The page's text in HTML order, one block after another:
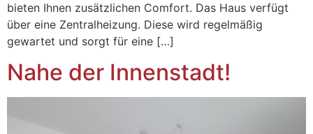
bieten Ihnen zusätzlichen Comfort. Das Haus verfügt
über eine Zentralheizung. Diese wird regelmäßig
gewartet und sorgt für eine […]
Nahe der Innenstadt!